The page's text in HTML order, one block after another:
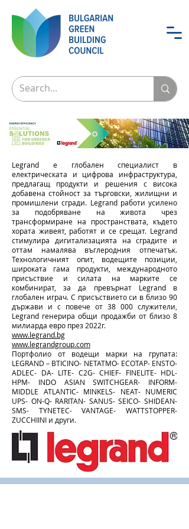
Legrand е глобален специалист в
електрическата и цифрова инфраструктура,
предлагащ продукти и решения с висока
добавена стойност за търговски, жилищни и
промишлени сгради. Legrand работи усилено
за подобряване на живота чрез
трансформиране на пространствата, където
хората живеят, работят и се срещат. Legrand
стимулира дигитализацията на сградите и
оттам намалява въглеродния отпечатък.
Технологичният опит, водещите позиции,
широката гама продукти, международното
присъствие и силата на марките се
комбинират, за да превърнат Legrand в
глобален играч. С присъствието си в близо 90
държави и с повече от 38 000 служители,
Legrand генерира общи продажби от близо 8
милиарда евро през 2022г.
www.legrand.bg
www.legrandgroup.com
Портфолио от водещи марки на групата:
LEGRAND – BTICINO- NETATMO- ECOTAP- ENSTO-
ADLEC- DA- LITE- C2G- CHIEF- FINELITE- HDL-
HPM- INDO ASIAN SWITCHGEAR- INFORM-
MIDDLE ATLANTIC- MINKELS- NEAT- NUMERIC
UPS- ON-Q- RARITAN- SANUS- SEICO- SHIDEAN-
SMS- TYNETEC- VANTAGE- WATTSTOPPER-
ZUCCHIINI и други.